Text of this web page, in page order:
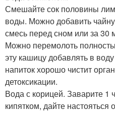
Смешайте сок половины
воды. Можно добавить
смесь перед сном или за 30
Можно перемолоть
эту кашицу добавлять в
напиток хорошо чистит
детоксикации.
Вода с корицей. Заварите
кипятком, дайте настояться